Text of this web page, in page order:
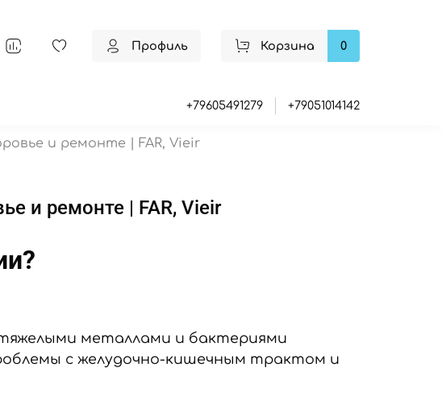
Профиль Корзина 0
+79605491279 +79051014142
и ремонте | FAR, Vieir
и ремонте | FAR, Vieir
металлами и бактериями
с желудочно-кишечным трактом и